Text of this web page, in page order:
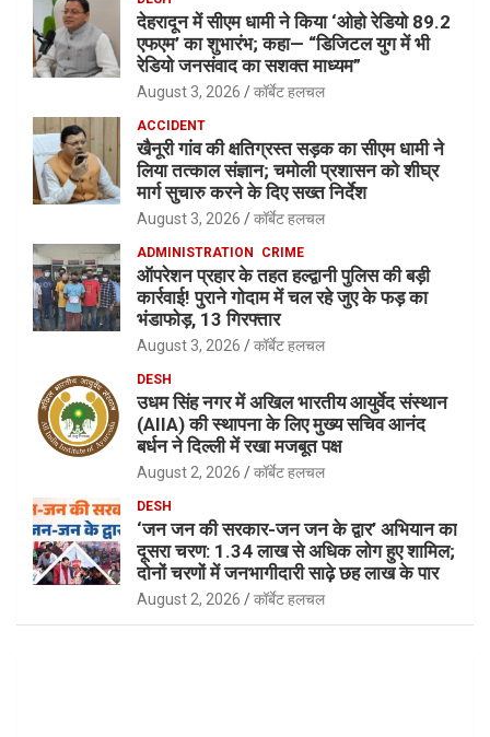
देहरादून में सीएम धामी ने किया ‘ओहो रेडियो 89.2
एफएम’ का शुभारंभ; कहा— “डिजिटल युग में भी
रेडियो जनसंवाद का सशक्त माध्यम”
August 3, 2026 कॉर्बेट हलचल
ACCIDENT
खैनूरी गांव की क्षतिग्रस्त सड़क का सीएम धामी ने
लिया तत्काल संज्ञान; चमोली प्रशासन को शीघ्र
मार्ग सुचारु करने के दिए सख्त निर्देश
August 3, 2026 कॉर्बेट हलचल
ADMINISTRATION CRIME
ऑपरेशन प्रहार के तहत हल्द्वानी पुलिस की बड़ी
कार्रवाई! पुराने गोदाम में चल रहे जुए के फड़ का
भंडाफोड़, 13 गिरफ्तार
August 3, 2026 कॉर्बेट हलचल
DESH
उधम सिंह नगर में अखिल भारतीय आयुर्वेद संस्थान
(AIIA) की स्थापना के लिए मुख्य सचिव आनंद
बर्धन ने दिल्ली में रखा मजबूत पक्ष
August 2, 2026 कॉर्बेट हलचल
DESH
‘जन जन की सरकार-जन जन के द्वार’ अभियान का
दूसरा चरण: 1.34 लाख से अधिक लोग हुए शामिल;
दोनों चरणों में जनभागीदारी साढ़े छह लाख के पार
August 2, 2026 कॉर्बेट हलचल